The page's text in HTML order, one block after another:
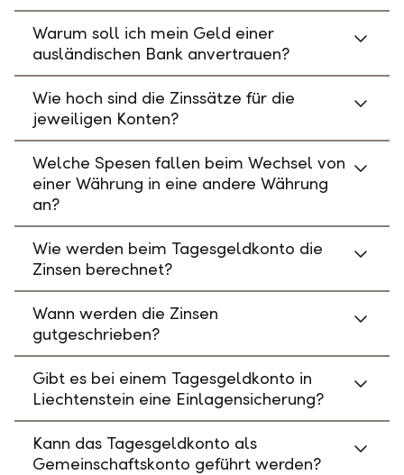
Warum soll ich mein Geld einer
ausländischen Bank anvertrauen?
Wie hoch sind die Zinssätze für die
jeweiligen Konten?
Welche Spesen fallen beim Wechsel von
einer Währung in eine andere Währung
an?
Wie werden beim Tagesgeldkonto die
Zinsen berechnet?
Wann werden die Zinsen
gutgeschrieben?
Gibt es bei einem Tagesgeldkonto in
Liechtenstein eine Einlagensicherung?
Kann das Tagesgeldkonto als
Gemeinschaftskonto geführt werden?